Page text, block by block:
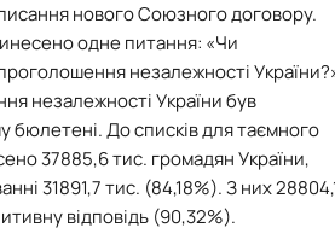
нового Союзного договору.
одне питання: «Чи
незалежності
незалежності України був
бюлетені. До списків для таємного
37885,6 тис. громадян України,
31891,7 тис. (84,18%). З них
відповідь (90,32%).